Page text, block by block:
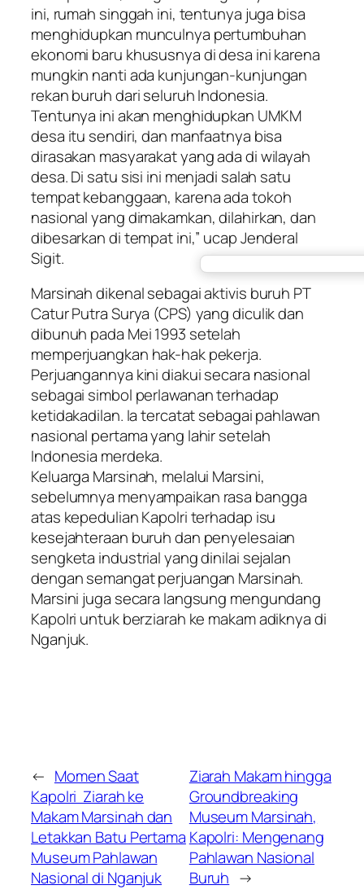
ini, rumah singgah ini, tentunya juga bisa
menghidupkan munculnya pertumbuhan
ekonomi baru khususnya di desa ini karena
mungkin nanti ada kunjungan-kunjungan
rekan buruh dari seluruh Indonesia.
Tentunya ini akan menghidupkan UMKM
desa itu sendiri, dan manfaatnya bisa
dirasakan masyarakat yang ada di wilayah
desa. Di satu sisi ini menjadi salah satu
tempat kebanggaan, karena ada tokoh
nasional yang dimakamkan, dilahirkan, dan
dibesarkan di tempat ini,” ucap Jenderal
Sigit.
Marsinah dikenal sebagai aktivis buruh PT
Catur Putra Surya (CPS) yang diculik dan
dibunuh pada Mei 1993 setelah
memperjuangkan hak-hak pekerja.
Perjuangannya kini diakui secara nasional
sebagai simbol perlawanan terhadap
ketidakadilan. Ia tercatat sebagai pahlawan
nasional pertama yang lahir setelah
Indonesia merdeka.
Keluarga Marsinah, melalui Marsini,
sebelumnya menyampaikan rasa bangga
atas kepedulian Kapolri terhadap isu
kesejahteraan buruh dan penyelesaian
sengketa industrial yang dinilai sejalan
dengan semangat perjuangan Marsinah.
Marsini juga secara langsung mengundang
Kapolri untuk berziarah ke makam adiknya di
Nganjuk.
← Momen Saat
Kapolri Ziarah ke
Makam Marsinah dan
Letakkan Batu Pertama
Museum Pahlawan
Nasional di Nganjuk
Ziarah Makam hingga
Groundbreaking
Museum Marsinah,
Kapolri: Mengenang
Pahlawan Nasional
Buruh →